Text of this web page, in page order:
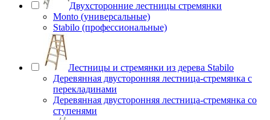
Двухсторонние лестницы стремянки
Monto (универсальные)
Stabilo (профессиональные)
Лестницы и стремянки из дерева Stabilo
Деревянная двусторонняя лестница-стремянка с
перекладинами
Деревянная двусторонняя лестница-стремянка со
ступенями